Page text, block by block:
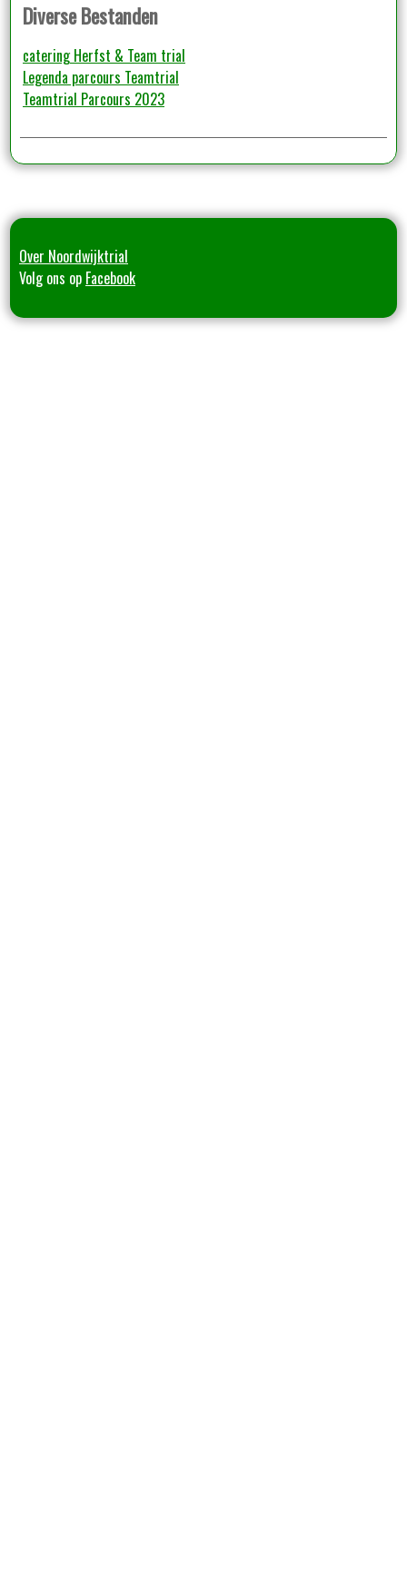
Diverse Bestanden
catering Herfst & Team trial
Legenda parcours Teamtrial
Teamtrial Parcours 2023
Over Noordwijktrial
Volg ons op Facebook